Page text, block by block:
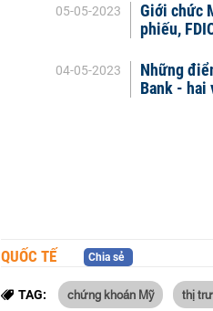
05-05-2023
Giới chức
phiếu,
04-05-2023
Những
Bank - hai
QUỐC TẾ Chia sẻ
TAG: chứng khoán Mỹ thị